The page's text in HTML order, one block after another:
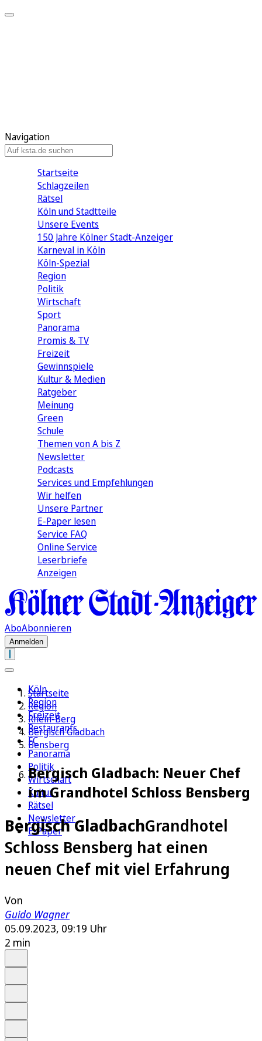
Navigation
Startseite
Schlagzeilen
Rätsel
Köln und Stadtteile
Unsere Events
150 Jahre Kölner Stadt-Anzeiger
Karneval in Köln
Köln-Spezial
Region
Politik
Wirtschaft
Sport
Panorama
Promis & TV
Freizeit
Gewinnspiele
Kultur & Medien
Ratgeber
Meinung
Green
Schule
Themen von A bis Z
Newsletter
Podcasts
Services und Empfehlungen
Wir helfen
Unsere Partner
E-Paper lesen
Service FAQ
Online Service
Leserbriefe
Anzeigen
AboAbonnieren
Anmelden
Köln
Region
Freizeit
Restaurants
FC
Panorama
Politik
Wirtschaft
Kultur
Rätsel
Newsletter
E-Paper
Startseite
Region
Rhein-Berg
Bergisch Gladbach
Bensberg
Bergisch Gladbach: Neuer Chef
im Grandhotel Schloss Bensberg
Bergisch GladbachGrandhotel
Schloss Bensberg hat einen
neuen Chef mit viel Erfahrung
Von
Guido Wagner
05.09.2023, 09:19 Uhr
2 min